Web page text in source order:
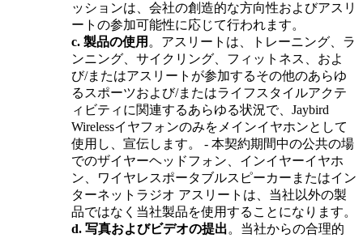
ッションは、会社の創造的な方向性およびアスリ
ートの参加可能性に応じて行われます。
c. 製品の使用 。アスリートは、トレーニング、ラ
ンニング、サイクリング、フィットネス、およ
び/またはアスリートが参加するその他のあらゆ
るスポーツおよび/またはライフスタイルアクテ
ィビティに関連するあらゆる状況で、Jaybird
Wirelessイヤフォンのみをメインイヤホンとして
使用し、宣伝します。 - 本契約期間中の公共の場
でのザイヤーヘッドフォン、インイヤーイヤホ
ン、ワイヤレスポータブルスピーカーまたはイン
ターネットラジオ アスリートは、当社以外の製
品ではなく当社製品を使用することになります。
d. 写真およびビデオの提出。当社からの合理的